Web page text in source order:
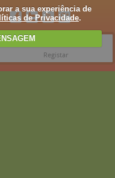
a sua experiência de
de Privacidade.
Registar